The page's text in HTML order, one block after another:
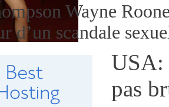
Wayne
d’un scandale
USA:
pas